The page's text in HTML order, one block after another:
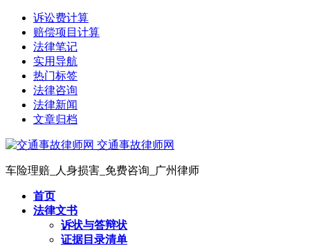
诉讼费计算
赔偿项目计算
法律笔记
实用导航
热门标签
法律咨询
法律新闻
文章归档
交通事故律师网
车险理赔_人身损害_免费咨询_广州律师
首页
法律文书
诉状与答辩状
证据目录清单